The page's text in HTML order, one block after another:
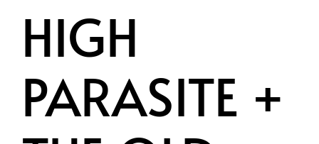
HIGH
PARASITE +